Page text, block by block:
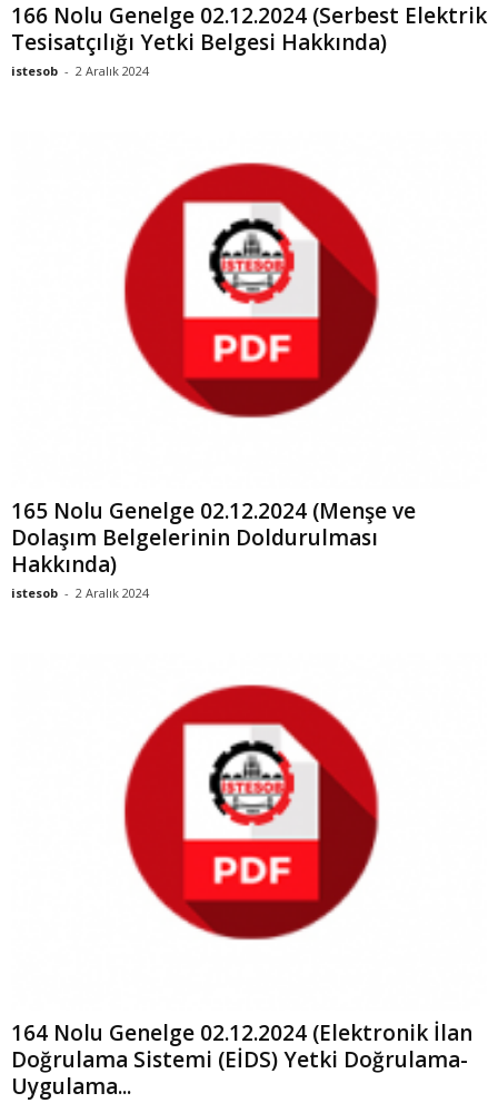
166 Nolu Genelge 02.12.2024 (Serbest Elektrik
Tesisatçılığı Yetki Belgesi Hakkında)
istesob - 2 Aralık 2024
165 Nolu Genelge 02.12.2024 (Menşe ve
Dolaşım Belgelerinin Doldurulması
Hakkında)
istesob - 2 Aralık 2024
164 Nolu Genelge 02.12.2024 (Elektronik İlan
Doğrulama Sistemi (EİDS) Yetki Doğrulama-
Uygulama...